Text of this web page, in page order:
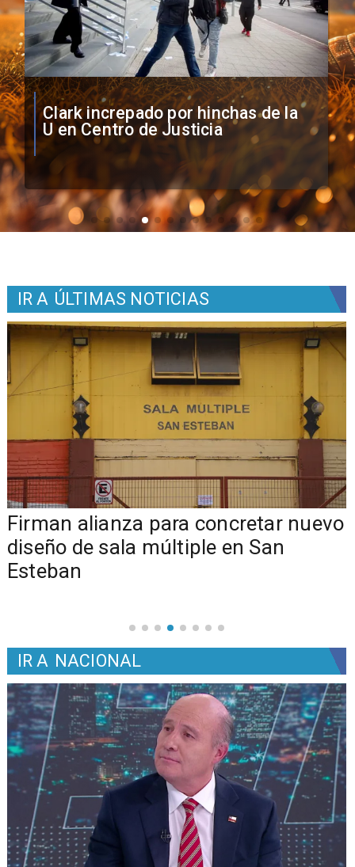
Vozinha firma contrato con Colo
Colo como nuevo arquero
IR A ÚLTIMAS NOTICIAS
​​Firman alianza para concretar nuevo
diseño de sala múltiple en San
Esteban
IR A NACIONAL